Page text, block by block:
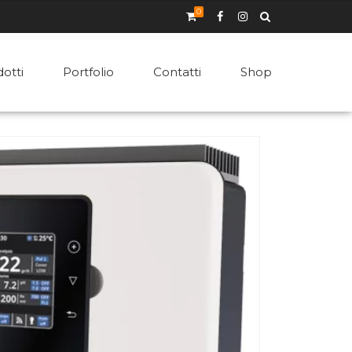
0
Portfolio Contatti Shop